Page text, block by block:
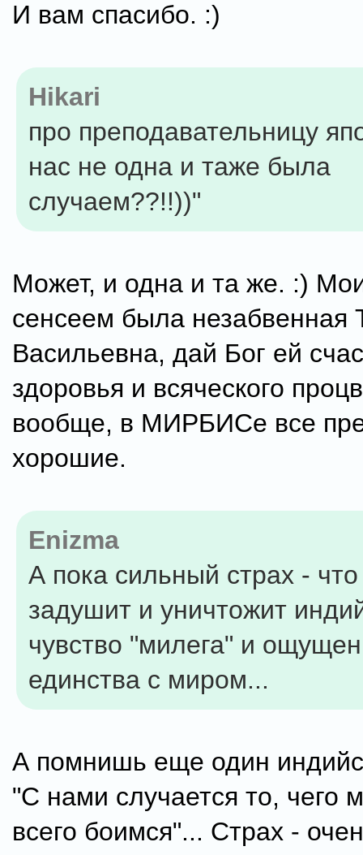
И вам спасибо. :)
Hikari
про преподавательницу
нас не одна и таже была
случаем??!!))"
Может, и одна и та же. :)
сенсеем была незабвенная
Васильевна, дай Бог ей
здоровья и всяческого
вообще, в МИРБИСе все
хорошие.
Enizma
А пока сильный страх -
задушит и уничтожит
чувство "милега" и
единства с миром...
А помнишь еще один
"С нами случается то, чего
всего боимся"... Страх -